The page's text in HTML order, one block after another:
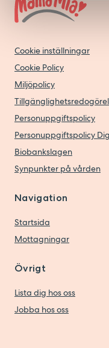
Cookie inställningar
Cookie Policy
Miljöpolicy
Personuppgiftspolicy
Biobankslagen
Synpunkter på vården
Navigation
Startsida
Mottagningar
Övrigt
Lista dig hos oss
Jobba hos oss